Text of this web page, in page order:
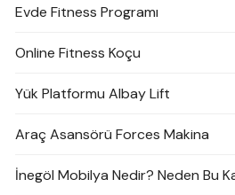
Evde Fitness Programı
Online Fitness Koçu
Yük Platformu Albay Lift
Araç Asansörü Forces Makina
İnegöl Mobilya Nedir? Neden Bu